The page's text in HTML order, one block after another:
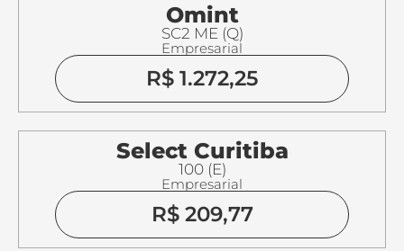
Omint
SC2 ME (Q)
Empresarial
R$ 1.272,25
Select Curitiba
100 (E)
Empresarial
R$ 209,77